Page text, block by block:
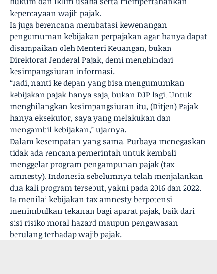
kepercayaan wajib pajak.
Ia juga berencana membatasi kewenangan
pengumuman kebijakan perpajakan agar hanya dapat
disampaikan oleh Menteri Keuangan, bukan
Direktorat Jenderal Pajak, demi menghindari
kesimpangsiuran informasi.
“Jadi, nanti ke depan yang bisa mengumumkan
kebijakan pajak hanya saja, bukan DJP lagi. Untuk
menghilangkan kesimpangsiuran itu, (Ditjen) Pajak
hanya eksekutor, saya yang melakukan dan
mengambil kebijakan,” ujarnya.
Dalam kesempatan yang sama, Purbaya menegaskan
tidak ada rencana pemerintah untuk kembali
menggelar program pengampunan pajak (tax
amnesty). Indonesia sebelumnya telah menjalankan
dua kali program tersebut, yakni pada 2016 dan 2022.
Ia menilai kebijakan tax amnesty berpotensi
menimbulkan tekanan bagi aparat pajak, baik dari
sisi risiko moral hazard maupun pengawasan
berulang terhadap wajib pajak.